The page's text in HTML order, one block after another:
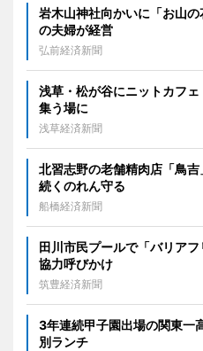
岩木山神社向かいに「お山
の夫婦が経営
弘前経済新聞
浅草・松が谷にニットカフ
集う場に
浅草経済新聞
北習志野の老舗精肉店「鳥
続くのれん守る
船橋経済新聞
田川市民プールで「バリア
協力呼びかけ
筑豊経済新聞
3年連続甲子園出場の関東
別ランチ